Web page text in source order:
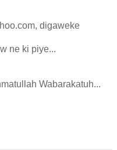
digaweke
ne ki piye...
Wabarakatuh...